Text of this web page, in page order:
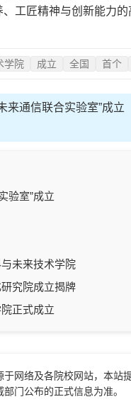
工匠精神与创新能力的
学院 成立 全国 首个
来通信联合实验室”成立
验室”成立
未来技术学院
究院成立揭牌
正式成立
网络及各院校网站，本站
门公布的正式信息为准。